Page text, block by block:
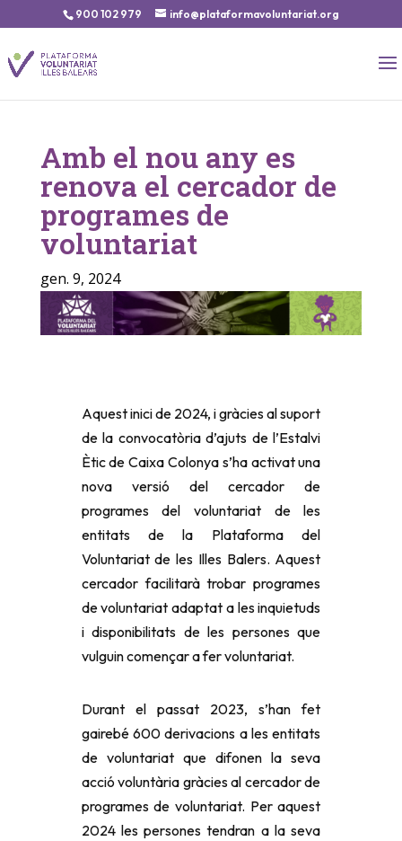
900 102 979 info@plataformavoluntariat.org
Amb el nou any es
renova el cercador de
programes de
voluntariat
gen. 9, 2024
Aquest inici de 2024, i gràcies al suport
de la convocatòria d’ajuts de l’Estalvi
Ètic de Caixa Colonya s’ha activat una
nova versió del cercador de
programes del voluntariat de les
entitats de la Plataforma del
Voluntariat de les Illes Balers. Aquest
cercador facilitarà trobar programes
de voluntariat adaptat a les inquietuds
i disponibilitats de les persones que
vulguin començar a fer voluntariat.
Durant el passat 2023, s’han fet
gairebé 600 derivacions a les entitats
de voluntariat que difonen la seva
acció voluntària gràcies al cercador de
programes de voluntariat. Per aquest
2024 les persones tendran a la seva